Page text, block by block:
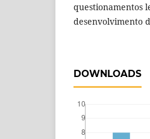
questionamentos
desenvolvimento
DOWNLOADS